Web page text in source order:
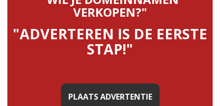
VERKOPEN?"
"ADVERTEREN IS DE EERSTE
STAP!"
PLAATS ADVERTENTIE